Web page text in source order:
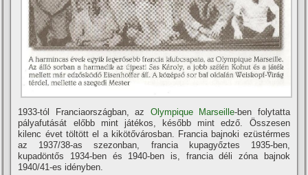
1933-tól Franciaországban, az Olympique Marseille-ben folytatta
pályafutását előbb mint játékos, később mint edző. Összesen
kilenc évet töltött el a kikötővárosban. Francia bajnoki ezüstérmes
az 1937/38-as szezonban, francia kupagyőztes 1935-ben,
kupadöntős 1934-ben és 1940-ben is, francia déli zóna bajnok
1940/41-es idényben.